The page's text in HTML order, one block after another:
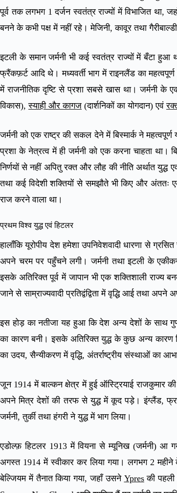
पूर्व तक लगभग 1 दर्जन स्वतंत्र राज्यों में विभाजित था,
बनने के कभी पक्ष में नहीं रहे। मेजिनी, कावूर तथा
इटली के समान जर्मनी भी कई स्वतंत्र राज्यों में बँटा हुआ
फ्रैंकफ़र्ट आदि थे। मध्यवर्ती भाग में राइनलैंड का
में राजनीतिक दृष्टि से प्रशा सबसे खास था। जर्मनी के
विकास),स्याही और कागज (दार्शनिकों का योगदान) एवं
जर्मनी को एक राष्ट्र की सकल देने में बिस्मार्क ने
प्रशा के नेत्रत्व में ही जर्मनी को एक करना चाहता था।
निर्णयों से नहीं अपितु रक्त और लौह की नीति अर्थात
तथा कई विदेशी शक्तियों से समझौते भी किए और अंततः
राज करने वाला था।
प्रथम विश्व युद्ध एवं हिटलर
हालाँकि यूरोपीय देश हमेशा उपनिवेशवादी धारणा से ग्रसित
अपने चरम पर पहुँचने लगी। जर्मनी तथा इटली के
इसके अतिरिक्त पूर्व में जापान भी एक शक्तिशाली
जाने से साम्राज्यवादी प्रतिद्वंद्विता में वृद्धि आई तथा
इस होड़ का नतीजा यह हुआ कि देश अन्य देशों के साथ
का कारण बनी। इसके अतिरिक्त युद्ध के कुछ अन्य कारण
का उदय, सैन्यीकरण में वृद्धि, अंतर्राष्ट्रीय संस्थाओं का
जून 1914 में बाल्कन क्षेत्र में हुई ऑस्ट्रियाई राजकुमार
अपने मित्र देशों की तरफ से युद्ध में कूद पड़े। इंग्लैंड,
जर्मनी, तुर्की तथा हंगरी ने युद्ध में भाग लिया।
एडोल्फ़ हिटलर 1913 में वियना से म्यूनिख (जर्मनी) आ
अगस्त 1914 में स्वीकार कर लिया गया। लगभग 2
बेल्जियम में तैनात किया गया, जहाँ उसने Ypresकी पहली